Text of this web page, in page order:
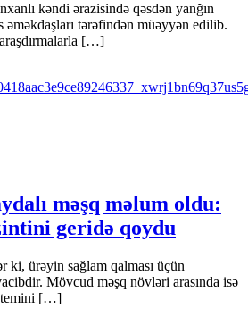
kəndi ərazisində qəsdən yanğın
əməkdaşları tərəfindən müəyyən edilib.
[…]
məşq məlum oldu:
geridə qoydu
ki, ürəyin sağlam qalması üçün
Mövcud məşq növləri arasında isə
[…]